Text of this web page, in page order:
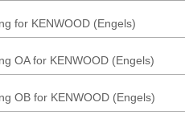
for KENWOOD (Engels)
OA for KENWOOD (Engels)
OB for KENWOOD (Engels)